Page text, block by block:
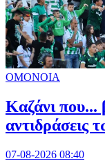
ΟΜΟΝΟΙΑ
Καζάνι που...
αντιδράσεις
07-08-2026 08:40